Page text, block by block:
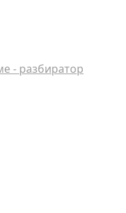
- разбиратор